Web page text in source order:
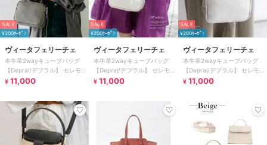
SALE
¥200ｸｰﾎﾟﾝ
ヴィータフェリーチェ
本牛革2wayキューブバッグ
【Depral/デプラル】 セレモニ
ー向け
¥ 11,000
SALE
¥200ｸｰﾎﾟﾝ
ヴィータフェリーチェ
本牛革2wayキューブバッグ
【Depral/デプラル】 セレモニ
ー向け
¥ 11,000
SALE
¥200ｸｰﾎﾟﾝ
ヴィータフェリーチェ
本牛革2wayキューブバッグ
【Depral/デプラル】 セレモニ
ー向け
¥ 11,000